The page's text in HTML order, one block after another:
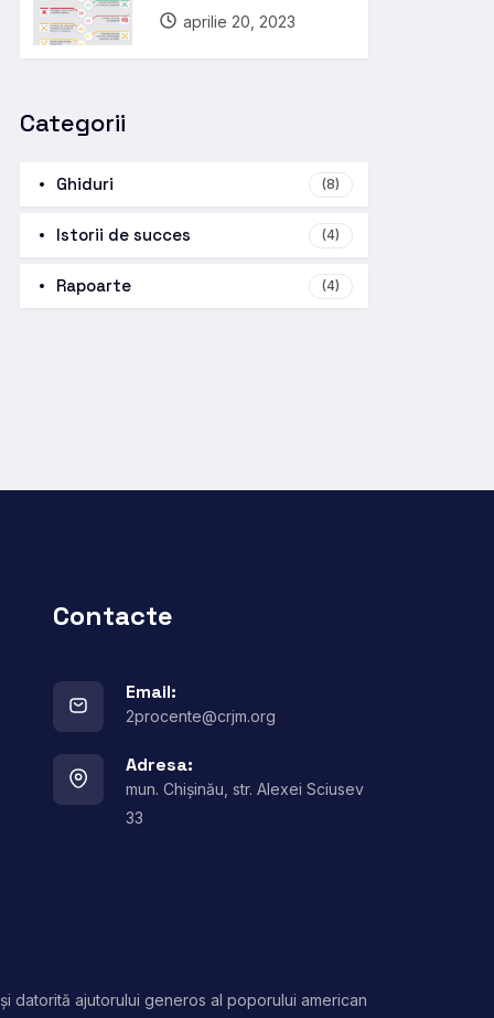
aprilie 20, 2023
Categorii
Ghiduri (8)
Istorii de succes (4)
Rapoarte (4)
Contacte
Email:
2procente@crjm.org
Adresa:
mun. Chișinău, str. Alexei Sciusev
33
datorită ajutorului generos al poporului american